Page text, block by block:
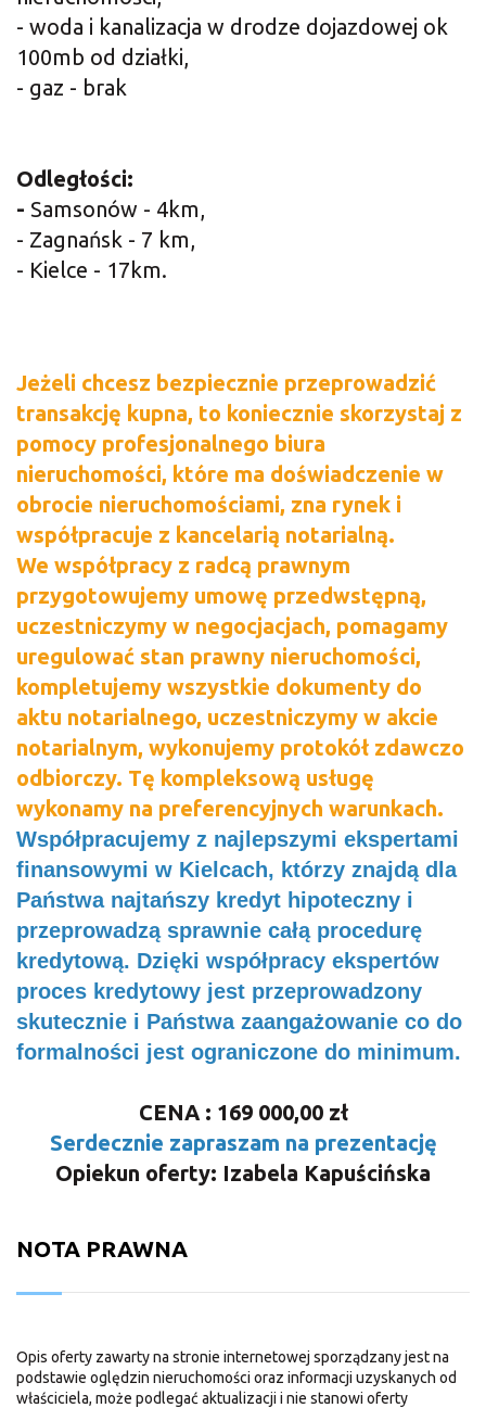
- woda i kanalizacja w drodze dojazdowej ok
100mb od działki,
- gaz - brak
Odległości:
- Samsonów - 4km,
- Zagnańsk - 7 km,
- Kielce - 17km.
Jeżeli chcesz bezpiecznie przeprowadzić
transakcję kupna, to koniecznie skorzystaj z
pomocy profesjonalnego biura
nieruchomości, które ma doświadczenie w
obrocie nieruchomościami, zna rynek i
współpracuje z kancelarią notarialną.
We współpracy z radcą prawnym
przygotowujemy umowę przedwstępną,
uczestniczymy w negocjacjach, pomagamy
uregulować stan prawny nieruchomości,
kompletujemy wszystkie dokumenty do
aktu notarialnego, uczestniczymy w akcie
notarialnym, wykonujemy protokół zdawczo
odbiorczy. Tę kompleksową usługę
wykonamy na preferencyjnych warunkach.
Współpracujemy z najlepszymi ekspertami
finansowymi w Kielcach, którzy znajdą dla
Państwa najtańszy kredyt hipoteczny i
przeprowadzą sprawnie całą procedurę
kredytową. Dzięki współpracy ekspertów
proces kredytowy jest przeprowadzony
skutecznie i Państwa zaangażowanie co do
formalności jest ograniczone do minimum.
CENA : 169 000,00 zł
Serdecznie zapraszam na prezentację
Opiekun oferty: Izabela Kapuścińska
NOTA PRAWNA
Opis oferty zawarty na stronie internetowej sporządzany jest na
podstawie oględzin nieruchomości oraz informacji uzyskanych od
właściciela, może podlegać aktualizacji i nie stanowi oferty